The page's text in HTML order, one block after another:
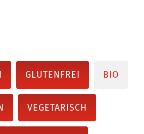
GLUTENFREI BIO
VEGETARISCH